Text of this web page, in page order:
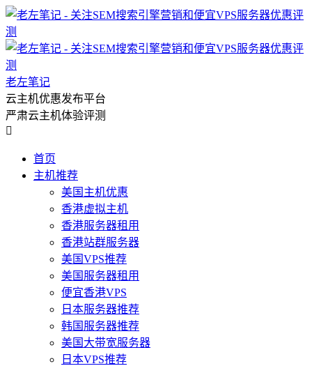
老左笔记
云主机优惠发布平台
严肃云主机体验评测

首页
主机推荐
美国主机优惠
香港虚拟主机
香港服务器租用
香港站群服务器
美国VPS推荐
美国服务器租用
便宜香港VPS
日本服务器推荐
韩国服务器推荐
美国大带宽服务器
日本VPS推荐